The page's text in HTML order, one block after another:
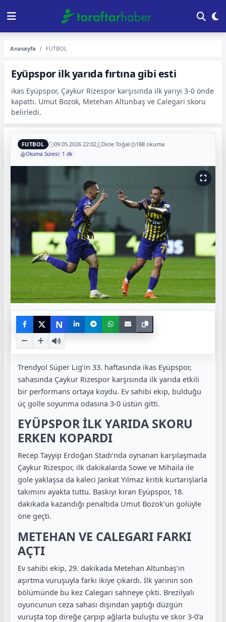
Anasayfa FUTBOL
Eyüpspor ilk yarıda fırtına gibi esti
ikas Eyüpspor, Çaykur Rizespor karşısında ilk yarıyı 3-0 önde
kapattı. Umut Bozok, Metehan Altunbaş ve Calegari skoru
belirledi.
FUTBOL 09.05.2026 22:02 Dicle Toğal 188 okuma
Okuma Süresi: 1 dk
N
Trendyol Süper Lig’in 33. haftasında ikas Eyüpspor,
sahasında Çaykur Rizespor karşısında ilk yarıda etkili
bir performans ortaya koydu. Ev sahibi ekip, bulduğu
üç golle soyunma odasına 3-0 üstün gitti.
EYÜPSPOR İLK YARIDA SKORU
ERKEN KOPARDI
Recep Tayyip Erdoğan Stadı’nda oynanan karşılaşmada
Çaykur Rizespor, ilk dakikalarda Sowe ve Mihaila ile
gole yaklaşsa da kaleci Jankat Yılmaz kritik kurtarışlarla
takımını ayakta tuttu. Baskıyı kıran Eyüpspor, 18.
dakikada kazandığı penaltıda Umut Bozok’un golüyle
öne geçti.
METEHAN VE CALEGARI FARKI
AÇTI
Ev sahibi ekip, 29. dakikada Metehan Altunbaş’ın
aşırtma vuruşuyla farkı ikiye çıkardı. İlk yarının son
bölümünde bu kez Calegari sahneye çıktı. Brezilyalı
oyuncunun ceza sahası dışından yaptığı düzgün
vuruşta top direğe çarpıp ağlarla buluştu ve skor 3-0’a